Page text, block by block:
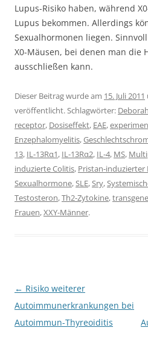
Lupus-Risiko haben, während
Lupus bekommen. Allerdings
Sexualhormonen liegen.
X0-Mäusen, bei denen man die
ausschließen kann.
Dieser Beitrag wurde am 15. Juli 2011
veröffentlicht. Schlagwörter:
receptor, Dosiseffekt, EAE,
Enzephalomyelitis,
13, IL-13Rα1, IL-13Rα2, IL-4, MS,
induzierte Colitis, Pristan-induzierter
Sexualhormone,SLE,Sry,
Testosteron,Th2-Zytokine,
Frauen,XXY-Männer.
Beitragsnavigation
← Risiko weiterer
Autoimmunerkrankungen bei
Autoimmun-Thyreoiditis